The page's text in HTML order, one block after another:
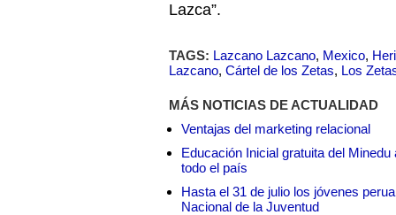
Lazca”.
TAGS: Lazcano Lazcano, Mexico,
Lazcano, Cártel de los Zetas, Los
MÁS NOTICIAS DE ACTUALIDAD
Ventajas del marketing relacional
Educación Inicial gratuita del
todo el país
Hasta el 31 de julio los jóvenes
Nacional de la Juventud